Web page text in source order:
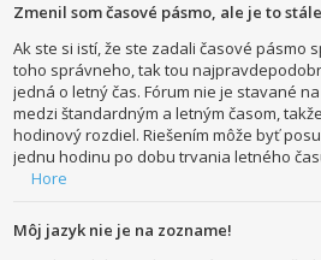
Zmenil som časové pásmo, ale je to
Ak ste si istí, že ste zadali časové pásmo
toho správneho, tak tou
jedná o letný čas. Fórum nie je stavané
medzi štandardným a letným časom,
hodinový rozdiel. Riešením môže byť
jednu hodinu po dobu trvania letného
Hore
Môj jazyk nie je na zozname!